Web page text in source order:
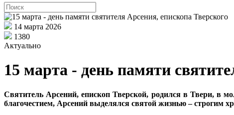
14 марта 2026
1380
Актуально
15 марта - день памяти
Свя­ти­тель Ар­се­ний, епи­скоп Твер­ской, ро­дил­ся в Тве­ри, в
бла­го­че­сти­ем, Ар­се­ний вы­де­лял­ся свя­той жиз­нью – стро­гим